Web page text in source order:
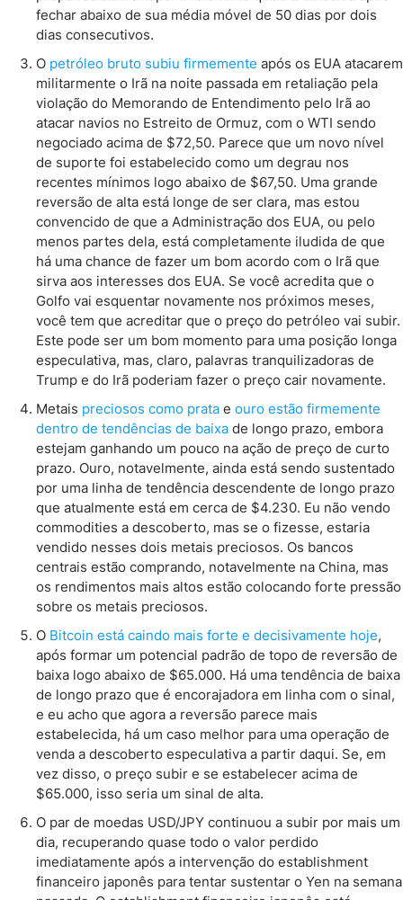
fechar abaixo de sua média móvel de 50 dias por dois
dias consecutivos.
O petróleo bruto subiu firmemente após os EUA atacarem
militarmente o Irã na noite passada em retaliação pela
violação do Memorando de Entendimento pelo Irã ao
atacar navios no Estreito de Ormuz, com o WTI sendo
negociado acima de $72,50. Parece que um novo nível
de suporte foi estabelecido como um degrau nos
recentes mínimos logo abaixo de $67,50. Uma grande
reversão de alta está longe de ser clara, mas estou
convencido de que a Administração dos EUA, ou pelo
menos partes dela, está completamente iludida de que
há uma chance de fazer um bom acordo com o Irã que
sirva aos interesses dos EUA. Se você acredita que o
Golfo vai esquentar novamente nos próximos meses,
você tem que acreditar que o preço do petróleo vai subir.
Este pode ser um bom momento para uma posição longa
especulativa, mas, claro, palavras tranquilizadoras de
Trump e do Irã poderiam fazer o preço cair novamente.
Metais preciosos como prata e ouro estão firmemente
dentro de tendências de baixa de longo prazo, embora
estejam ganhando um pouco na ação de preço de curto
prazo. Ouro, notavelmente, ainda está sendo sustentado
por uma linha de tendência descendente de longo prazo
que atualmente está em cerca de $4.230. Eu não vendo
commodities a descoberto, mas se o fizesse, estaria
vendido nesses dois metais preciosos. Os bancos
centrais estão comprando, notavelmente na China, mas
os rendimentos mais altos estão colocando forte pressão
sobre os metais preciosos.
O Bitcoin está caindo mais forte e decisivamente hoje,
após formar um potencial padrão de topo de reversão de
baixa logo abaixo de $65.000. Há uma tendência de baixa
de longo prazo que é encorajadora em linha com o sinal,
e eu acho que agora a reversão parece mais
estabelecida, há um caso melhor para uma operação de
venda a descoberto especulativa a partir daqui. Se, em
vez disso, o preço subir e se estabelecer acima de
$65.000, isso seria um sinal de alta.
O par de moedas USD/JPY continuou a subir por mais um
dia, recuperando quase todo o valor perdido
imediatamente após a intervenção do establishment
financeiro japonês para tentar sustentar o Yen na semana